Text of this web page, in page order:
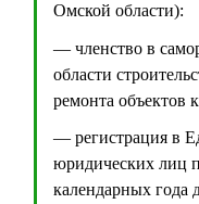
Омской области):
— членство в
области
ремонта объектов
— регистрация в
юридических лиц
календарных года